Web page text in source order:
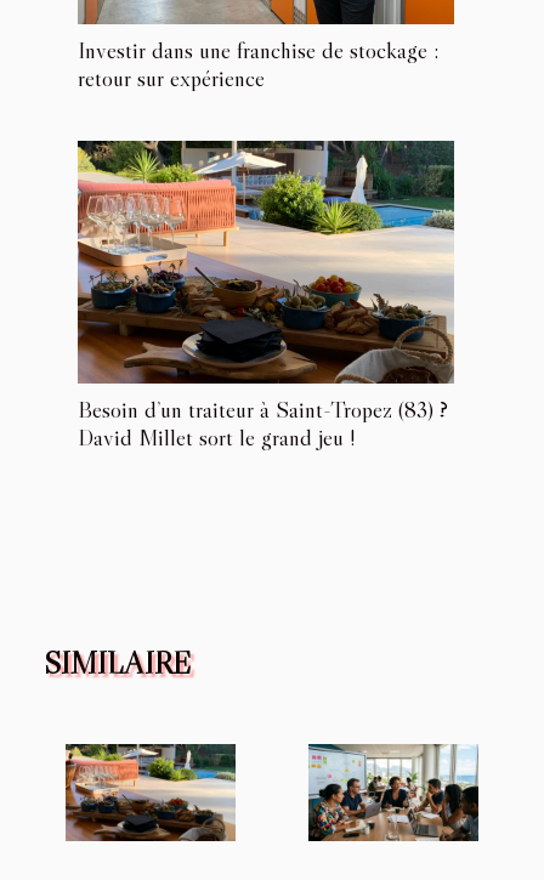
Investir dans une franchise de stockage :
retour sur expérience
Besoin d’un traiteur à Saint-Tropez (83) ?
David Millet sort le grand jeu !
SIMILAIRE